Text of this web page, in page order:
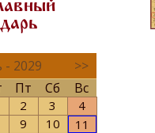
2029
>>
Пт Сб Вс
2 3
4
9 10
11